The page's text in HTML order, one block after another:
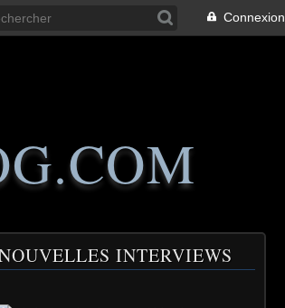
Connexion
INTERVIEWS